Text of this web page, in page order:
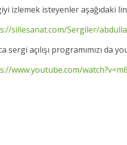
izlemek isteyenler aşağıdaki
sillesanat.com/Sergiler/
sergi açılışı programımızı da
www.youtube.com/